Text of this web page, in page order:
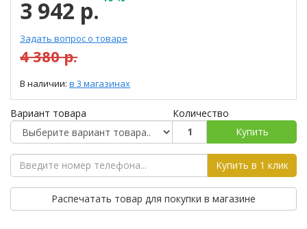
3 942 р.
Задать вопрос о товаре
4 380 р.
В наличии: в 3 магазинах
Вариант товара
Количество
Купить
Купить в 1 клик
Распечатать товар для покупки в магазине